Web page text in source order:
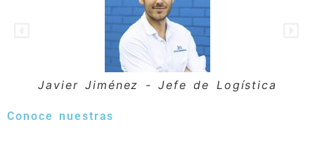
Javier Jiménez - Jefe de Logística
Conoce nuestras